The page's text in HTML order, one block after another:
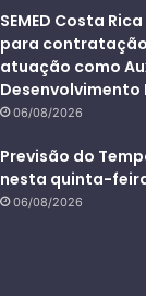
SEMED Costa
para
atuação como
06/08/2026
Previsão do
nesta quinta-
06/08/2026